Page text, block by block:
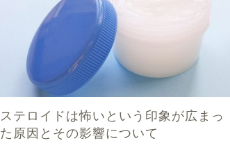
ステロイドは怖いという印象が広まっ
た原因とその影響について